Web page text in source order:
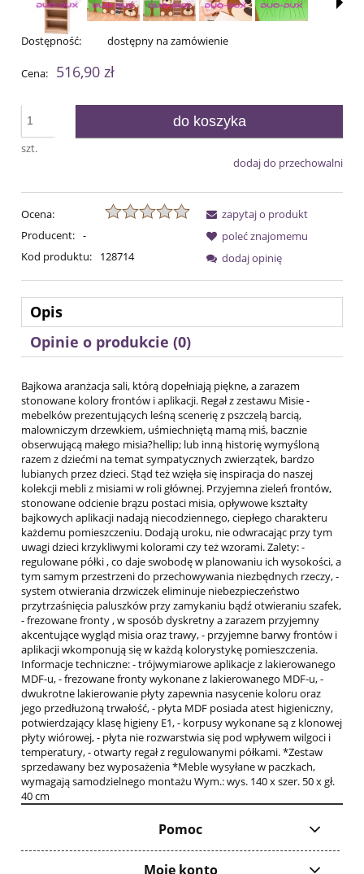
Dostępność: dostępny na zamówienie
Cena: 516,90 zł
szt.
do koszyka
dodaj do przechowalni
Ocena:
Producent: -
Kod produktu:
128714
zapytaj o produkt
poleć znajomemu
dodaj opinię
Opis
Opinie o produkcie (0)
Bajkowa aranżacja sali, którą dopełniają piękne, a zarazem
stonowane kolory frontów i aplikacji. Regał z zestawu Misie -
mebelków prezentujących leśną scenerię z pszczelą barcią,
malowniczym drzewkiem, uśmiechniętą mamą miś, bacznie
obserwującą małego misia?hellip; lub inną historię wymyśloną
razem z dziećmi na temat sympatycznych zwierzątek, bardzo
lubianych przez dzieci. Stąd też wzięła się inspiracja do naszej
kolekcji mebli z misiami w roli głównej. Przyjemna zieleń frontów,
stonowane odcienie brązu postaci misia, opływowe kształty
bajkowych aplikacji nadają niecodziennego, ciepłego charakteru
każdemu pomieszczeniu. Dodają uroku, nie odwracając przy tym
uwagi dzieci krzykliwymi kolorami czy też wzorami. Zalety: -
regulowane półki , co daje swobodę w planowaniu ich wysokości, a
tym samym przestrzeni do przechowywania niezbędnych rzeczy, -
system otwierania drzwiczek eliminuje niebezpieczeństwo
przytrzaśnięcia paluszków przy zamykaniu bądź otwieraniu szafek,
- frezowane fronty , w sposób dyskretny a zarazem przyjemny
akcentujące wygląd misia oraz trawy, - przyjemne barwy frontów i
aplikacji wkomponują się w każdą kolorystykę pomieszczenia.
Informacje techniczne: - trójwymiarowe aplikacje z lakierowanego
MDF-u, - frezowane fronty wykonane z lakierowanego MDF-u, -
dwukrotne lakierowanie płyty zapewnia nasycenie koloru oraz
jego przedłużoną trwałość, - płyta MDF posiada atest higieniczny,
potwierdzający klasę higieny E1, - korpusy wykonane są z klonowej
płyty wiórowej, - płyta nie rozwarstwia się pod wpływem wilgoci i
temperatury, - otwarty regał z regulowanymi półkami. *Zestaw
sprzedawany bez wyposażenia *Meble wysyłane w paczkach,
wymagają samodzielnego montażu Wym.: wys. 140 x szer. 50 x gł.
40 cm
Pomoc
Moje konto